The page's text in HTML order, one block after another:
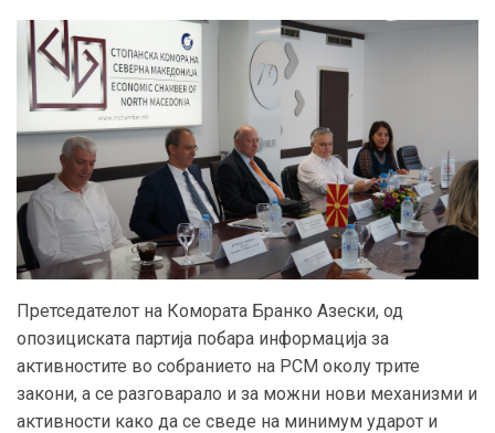
Претседателот на Комората Бранко Азески, од
опозициската партија побара информација за
активностите во собранието на РСМ околу трите
закони, а се разговарало и за можни нови механизми и
активности како да се сведе на минимум ударот и